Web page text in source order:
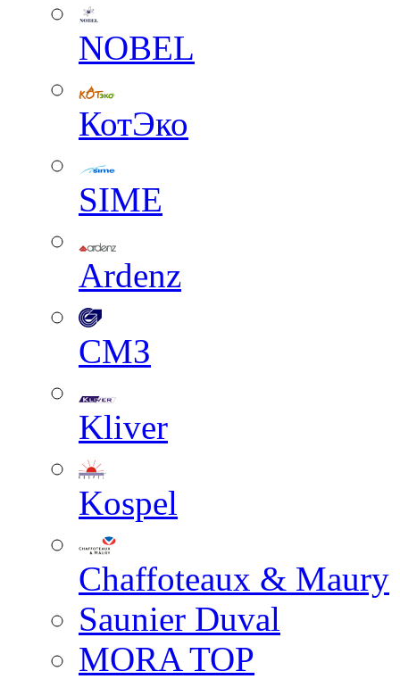
NOBEL
КотЭко
SIME
Ardenz
СМЗ
Kliver
Kospel
Chaffoteaux & Maury
Saunier Duval
MORA TOP